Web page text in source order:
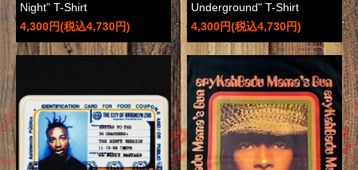
Night” T-Shirt
4,300円(税込4,730円)
Underground" T-Shirt
4,300円(税込4,730円)